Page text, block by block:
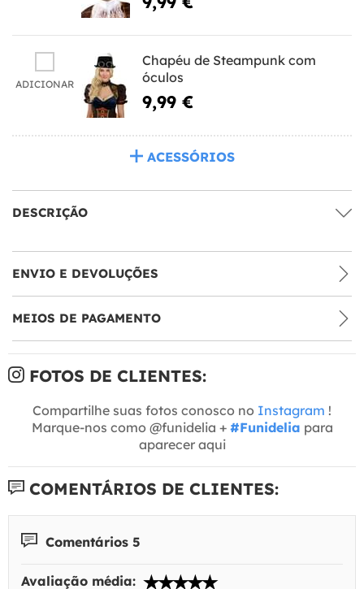
ADICIONAR
Chapéu de Steampunk com
óculos
9,99 €
ACESSÓRIOS
DESCRIÇÃO
ENVIO E DEVOLUÇÕES
MEIOS DE PAGAMENTO
FOTOS DE CLIENTES:
Compartilhe suas fotos conosco no Instagram !
Marque-nos como @funidelia + #Funidelia para
aparecer aqui
COMENTÁRIOS DE CLIENTES:
Comentários 5
Avaliação média: